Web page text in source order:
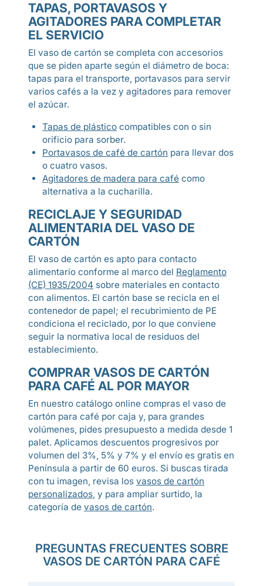
TAPAS, PORTAVASOS Y
AGITADORES PARA COMPLETAR
EL SERVICIO
El vaso de cartón se completa con accesorios
que se piden aparte según el diámetro de boca:
tapas para el transporte, portavasos para servir
varios cafés a la vez y agitadores para remover
el azúcar.
Tapas de plástico compatibles con o sin
orificio para sorber.
Portavasos de café de cartón para llevar dos
o cuatro vasos.
Agitadores de madera para café como
alternativa a la cucharilla.
RECICLAJE Y SEGURIDAD
ALIMENTARIA DEL VASO DE
CARTÓN
El vaso de cartón es apto para contacto
alimentario conforme al marco del Reglamento
(CE) 1935/2004 sobre materiales en contacto
con alimentos. El cartón base se recicla en el
contenedor de papel; el recubrimiento de PE
condiciona el reciclado, por lo que conviene
seguir la normativa local de residuos del
establecimiento.
COMPRAR VASOS DE CARTÓN
PARA CAFÉ AL POR MAYOR
En nuestro catálogo online compras el vaso de
cartón para café por caja y, para grandes
volúmenes, pides presupuesto a medida desde 1
palet. Aplicamos descuentos progresivos por
volumen del 3%, 5% y 7% y el envío es gratis en
Península a partir de 60 euros. Si buscas tirada
con tu imagen, revisa los vasos de cartón
personalizados, y para ampliar surtido, la
categoría de vasos de cartón.
PREGUNTAS FRECUENTES SOBRE
VASOS DE CARTÓN PARA CAFÉ